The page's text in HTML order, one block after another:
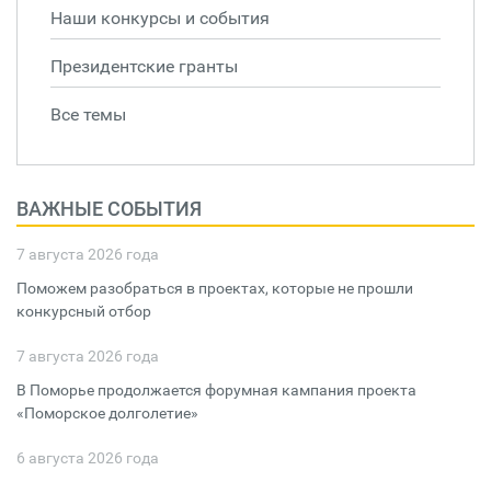
Наши конкурсы и события
Президентские гранты
Все темы
ВАЖНЫЕ СОБЫТИЯ
7 августа 2026 года
Поможем разобраться в проектах, которые не прошли
конкурсный отбор
7 августа 2026 года
В Поморье продолжается форумная кампания проекта
«Поморское долголетие»
6 августа 2026 года